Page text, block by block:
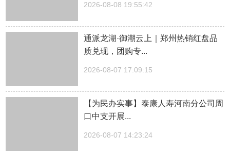
2026-08-08 19:55:42
通派龙湖·御潮云上｜郑州热销红盘品
质兑现，团购专...
2026-08-07 17:09:15
【为民办实事】泰康人寿河南分公司周
口中支开展...
2026-08-07 14:23:24